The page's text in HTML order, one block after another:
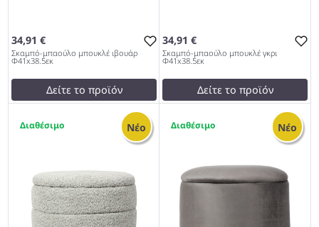
34,91 €
Σκαμπό-μπαούλο μπουκλέ ιβουάρ
Φ41x38.5εκ
Δείτε το προϊόν
Σκαμπό-μπαούλο μπουκλέ
ιβουάρ Φ41x38.5εκ 997
34,91 €
Σκαμπό-μπαούλο μπουκλέ γκρι
Φ41x38.5εκ
Δείτε το προϊόν
Σκαμπό-μπαούλο μπουκλέ
Νέο Νέο